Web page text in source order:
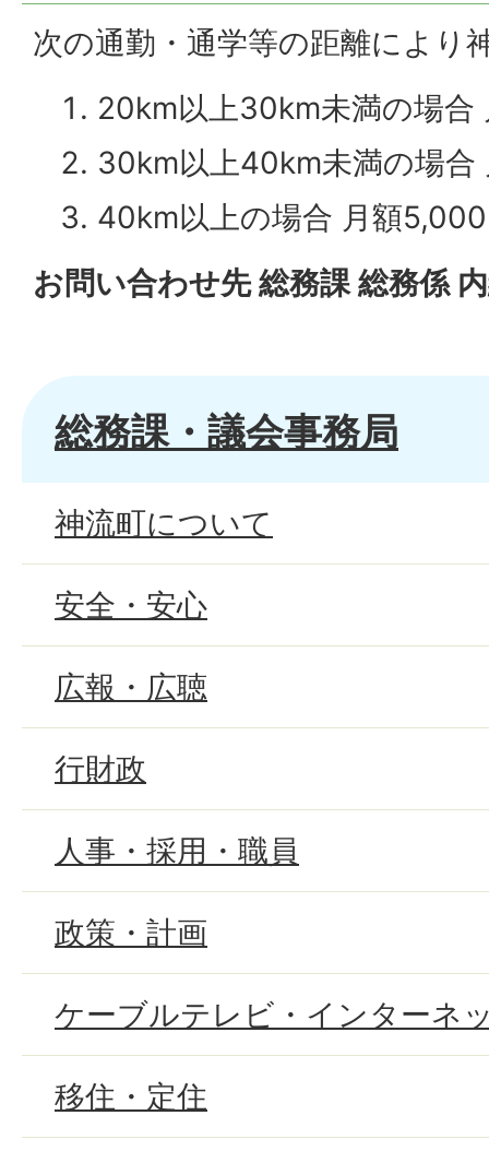
次の通勤・通学等の距離により
20km以上30km未満の場合
30km以上40km未満の場合
40km以上の場合 月額
お問い合わせ先 総務課 総務係
総務課・議会事務局
神流町について
安全・安心
広報・広聴
行財政
人事・採用・職員
政策・計画
ケーブルテレビ・インターネ
移住・定住